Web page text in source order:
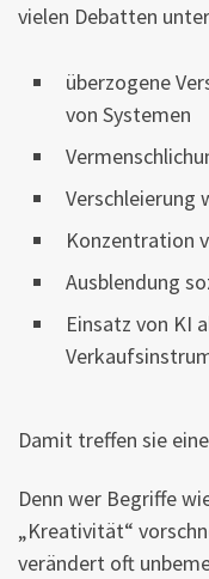
vielen Debatten
überzogene
von Systemen
Verschleierung
Konzentration
Ausblendung
Einsatz von KI
Damit treffen sie
Denn wer Begriffe
„Kreativität“
verändert oft